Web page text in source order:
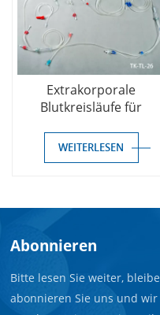
Extrakorporale
Blutkreisläufe für
WEITERLESEN
Abonnieren
Bitte lesen Sie weiter,
abonnieren Sie uns und